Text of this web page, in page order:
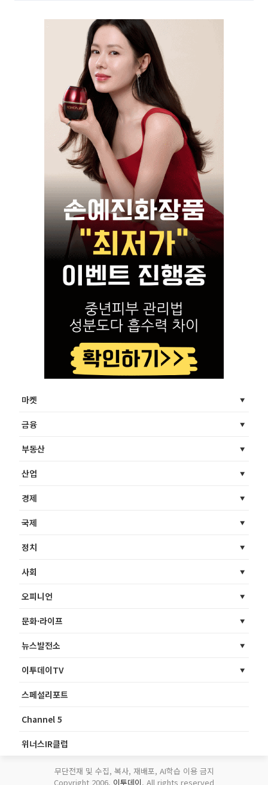
마켓
금융
부동산
산업
경제
국제
정치
사회
오피니언
문화·라이프
뉴스발전소
이투데이TV
스페셜리포트
Channel 5
위너스IR클럽
무단전재 및 수집, 복사, 재배포, AI학습 이용 금지
Copyright 2006. 이투데이. All rights reserved